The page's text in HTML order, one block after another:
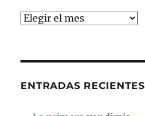
Archivos
ENTRADAS RECIENTES